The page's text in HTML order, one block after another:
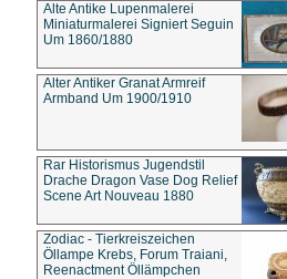
Alte Antike Lupenmalerei
Miniaturmalerei Signiert Seguin
Um 1860/1880
Alter Antiker Granat Armreif
Armband Um 1900/1910
Rar Historismus Jugendstil
Drache Dragon Vase Dog Relief
Scene Art Nouveau 1880
Zodiac - Tierkreiszeichen
Öllampe Krebs, Forum Traiani,
Reenactment Öllämpchen